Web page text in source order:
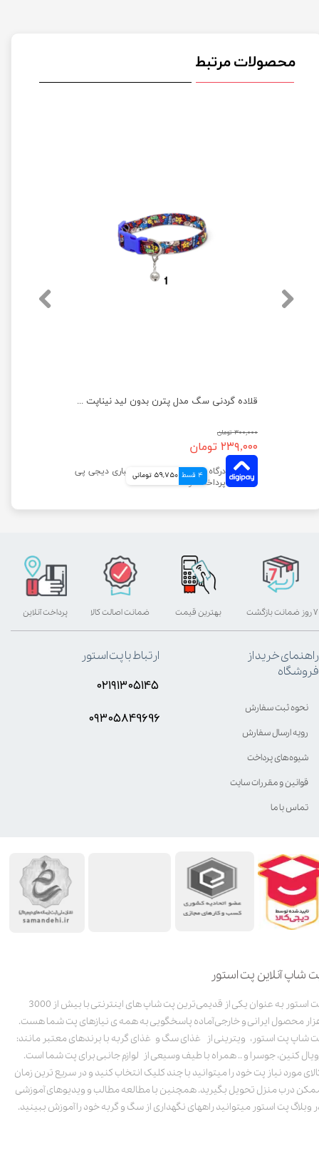
محصولات مرتبط
قلاده گردنی سگ مدل پترن بدون لید نیناپت سایز ۱
۳۰۰,۰۰۰ تومان
۲۳۹,۰۰۰ تومان
4 قسط 59,750 تومانی
شاپ آنلاین پت استور
پت استور به عنوان یکی از قدیمی‌ترین پت شاپ های اینترنتی با بیش از 3000
محصول ایرانی و خارجی آماده پاسخگویی به همه ی نیازهای پت شما هست.
شاپ پت استور، ویترینی از غذای سگ و غذای گربه با برندهای معتبر مانند:
کنین، جوسرا و .. همراه با طیف وسیعی از لوازم جانبی برای پت شما است.
مورد نیاز پت خود را میتوانید با چند کلیک انتخاب کنید و در سریع ترین زمان
درب منزل تحویل بگیرید. همچنین با مطالعه مطالب و ویدیوهای آموزشی
وبلاگ پت استور میتوانید راههای نگهداری از سگ و گربه خود را آموزش ببینید.
بهترین قیمت پرداخت آنلاین ۷ روز ضمانت بازگشت ضمانت اصالت کالا
راهنمای خرید از
فروشگاه
نحوه ثبت سفارش
رویه ارسال سفارش
شیوه‌های پرداخت
قوانین و مقررات سایت
تماس با ما
ارتباط با پت استور
۰۲۱۹۱۳۰۵۱۴۵
۰۹۳۰۵8۴9696